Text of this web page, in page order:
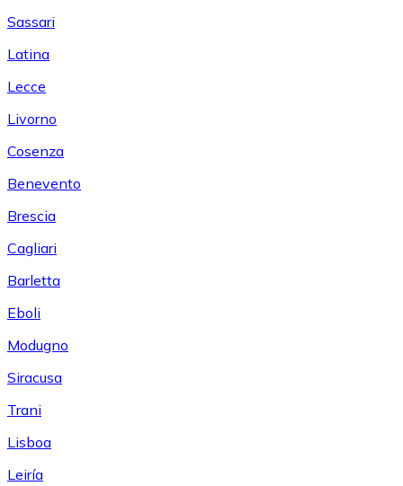
Sassari
Latina
Lecce
Livorno
Cosenza
Benevento
Brescia
Cagliari
Barletta
Eboli
Modugno
Siracusa
Trani
Lisboa
Leiría